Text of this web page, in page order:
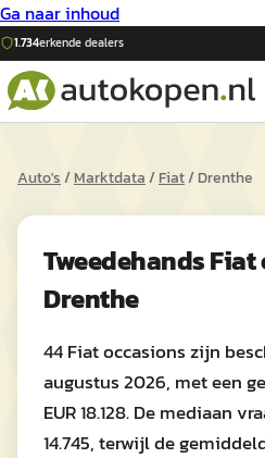
Ga naar inhoud
1.734erkende dealers
Auto's/Marktdata/Fiat/Drenthe
TweedehandsFiat
Drenthe
44 Fiat occasions zijn
augustus 2026, met een
EUR 18.128. De mediaan
14.745, terwijl de